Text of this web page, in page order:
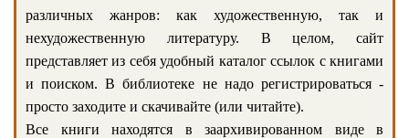
различных жанров: как художественную, так и
нехудожественную литературу. В целом, сайт
представляет из себя удобный каталог ссылок с книгами
и поиском. В библиотеке не надо регистрироваться -
просто заходите и скачивайте (или читайте).
Все книги находятся в заархивированном виде в